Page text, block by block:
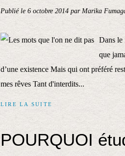
Publié le 6 octobre 2014 par Marika
Dans le
que
d’une existence Mais qui ont préféré
mes rêves Tant d'interdits...
LIRE LA SUITE
POURQUOI